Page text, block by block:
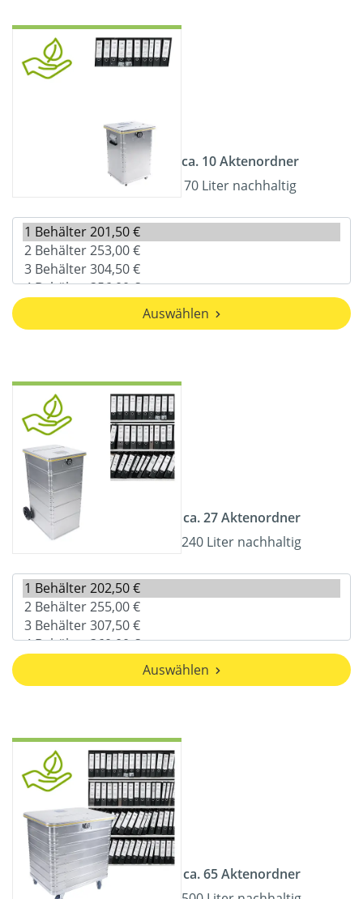
ca. 10 Aktenordner
70 Liter nachhaltig
Auswählen
ca. 27 Aktenordner
240 Liter nachhaltig
Auswählen
ca. 65 Aktenordner